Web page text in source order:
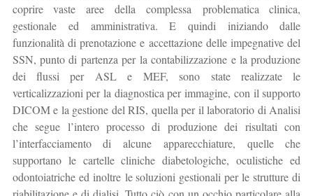
coprire vaste aree della complessa problematica clinica,
gestionale ed amministrativa. E quindi iniziando dalle
funzionalità di prenotazione e accettazione delle impegnative del
SSN, punto di partenza per la contabilizzazione e la produzione
dei flussi per ASL e MEF, sono state realizzate le
verticalizzazioni per la diagnostica per immagine, con il supporto
DICOM e la gestione del RIS, quella per il laboratorio di Analisi
che segue l’intero processo di produzione dei risultati con
l’interfacciamento di alcune apparecchiature, quelle che
supportano le cartelle cliniche diabetologiche, oculistiche ed
odontoiatriche ed inoltre le soluzioni gestionali per le strutture di